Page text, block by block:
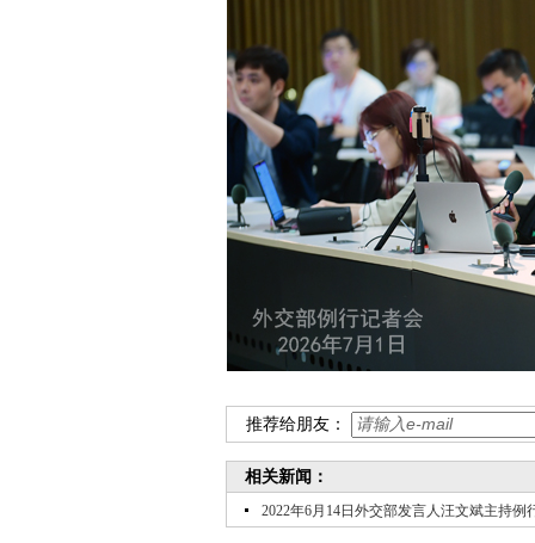
推荐给朋友：
相关新闻：
2022年6月14日外交部发言人汪文斌主持例